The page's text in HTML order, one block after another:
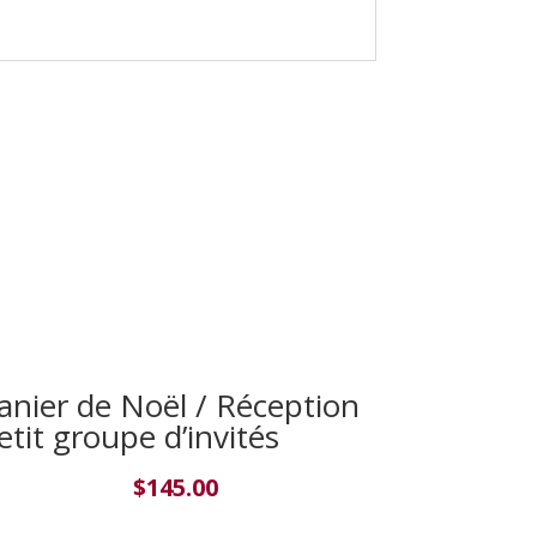
de Noël / Réception
groupe d’invités
$145.00